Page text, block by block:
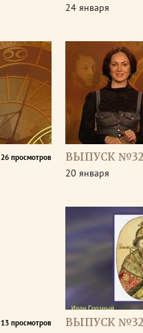
24 января
26 просмотров ВЫПУСК
20 января
13 просмотров ВЫПУСК